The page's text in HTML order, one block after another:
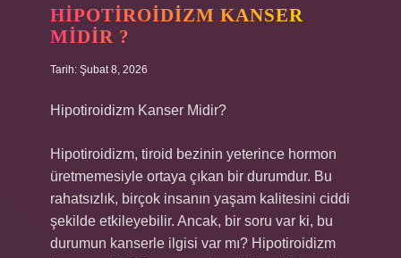
Hakkımızda
HIPOTIROIDIZM KANSER
MIDIR ?
Tarih: Şubat 8, 2026
Hipotiroidizm Kanser Midir?
Hipotiroidizm, tiroid bezinin yeterince hormon
üretmemesiyle ortaya çıkan bir durumdur. Bu
rahatsızlık, birçok insanın yaşam kalitesini ciddi
şekilde etkileyebilir. Ancak, bir soru var ki, bu
durumun kanserle ilgisi var mı? Hipotiroidizm